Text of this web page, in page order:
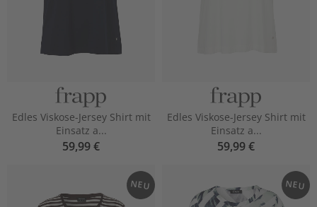
Edles Viskose-Jersey Shirt mit
Einsatz a...
59,99 €
Edles Viskose-Jersey Shirt mit
Einsatz a...
59,99 €
NEU NEU